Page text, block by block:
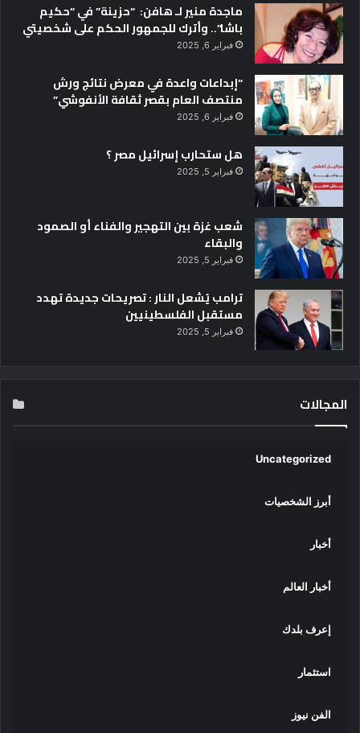
ماجدة منير لـ هافن: “حزينة” في “حكيم
باشا”.. وأترك للجمهور الحكم على شخصيتي
فبراير 6, 2025
“إبداعات واعدة في معرض نتائج ورش
منتصف العام بقصر ثقافة الأنفوشي”
فبراير 6, 2025
هل ستحارب إسرائيل مصر ؟
فبراير 5, 2025
شعب غزة بين التهجير والفناء أو الصمود
والبقاء
فبراير 5, 2025
ترامب يُشعل النار : تصريحات جديدة تهدد
مستقبل الفلسطينيين
فبراير 5, 2025
المجالات
Uncategorized
أبرز الشخصيات
أخبار
أخبار العالم
إعرف بلدك
استثمار
الفن نيوز